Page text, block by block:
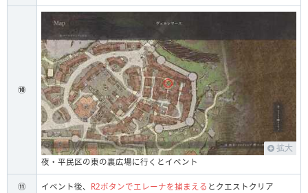
⑩
拡大
夜・平民区の東の裏広場に行くとイベント
⑪ イベント後、 R2ボタンでエレーナを捕まえる とクエストクリア